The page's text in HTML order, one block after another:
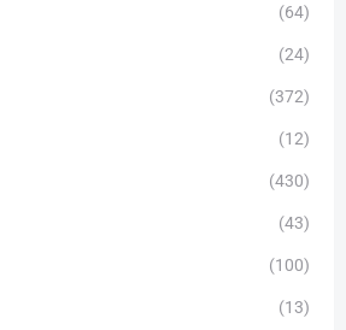
(64)
(24)
(372)
(12)
(430)
(43)
(100)
(13)